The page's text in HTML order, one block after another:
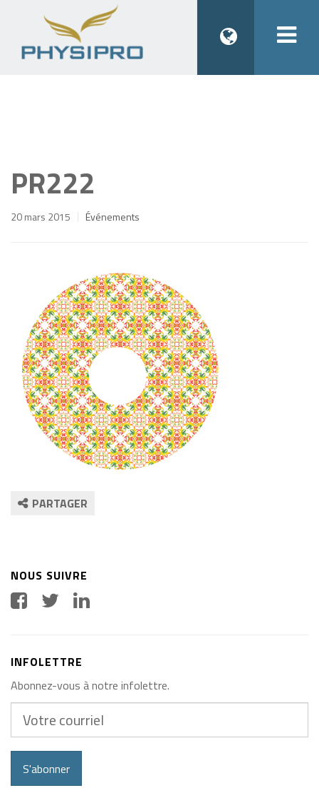
PR222
20 mars 2015 Événements
PARTAGER
NOUS SUIVRE
INFOLETTRE
Abonnez-vous à notre infolettre.
courriel
S'abonner